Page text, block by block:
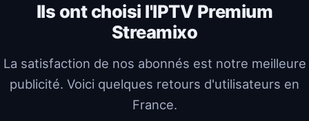
Ils ont choisi l'IPTV Premium
Streamixo
La satisfaction de nos abonnés est notre meilleure
publicité. Voici quelques retours d'utilisateurs en
France.